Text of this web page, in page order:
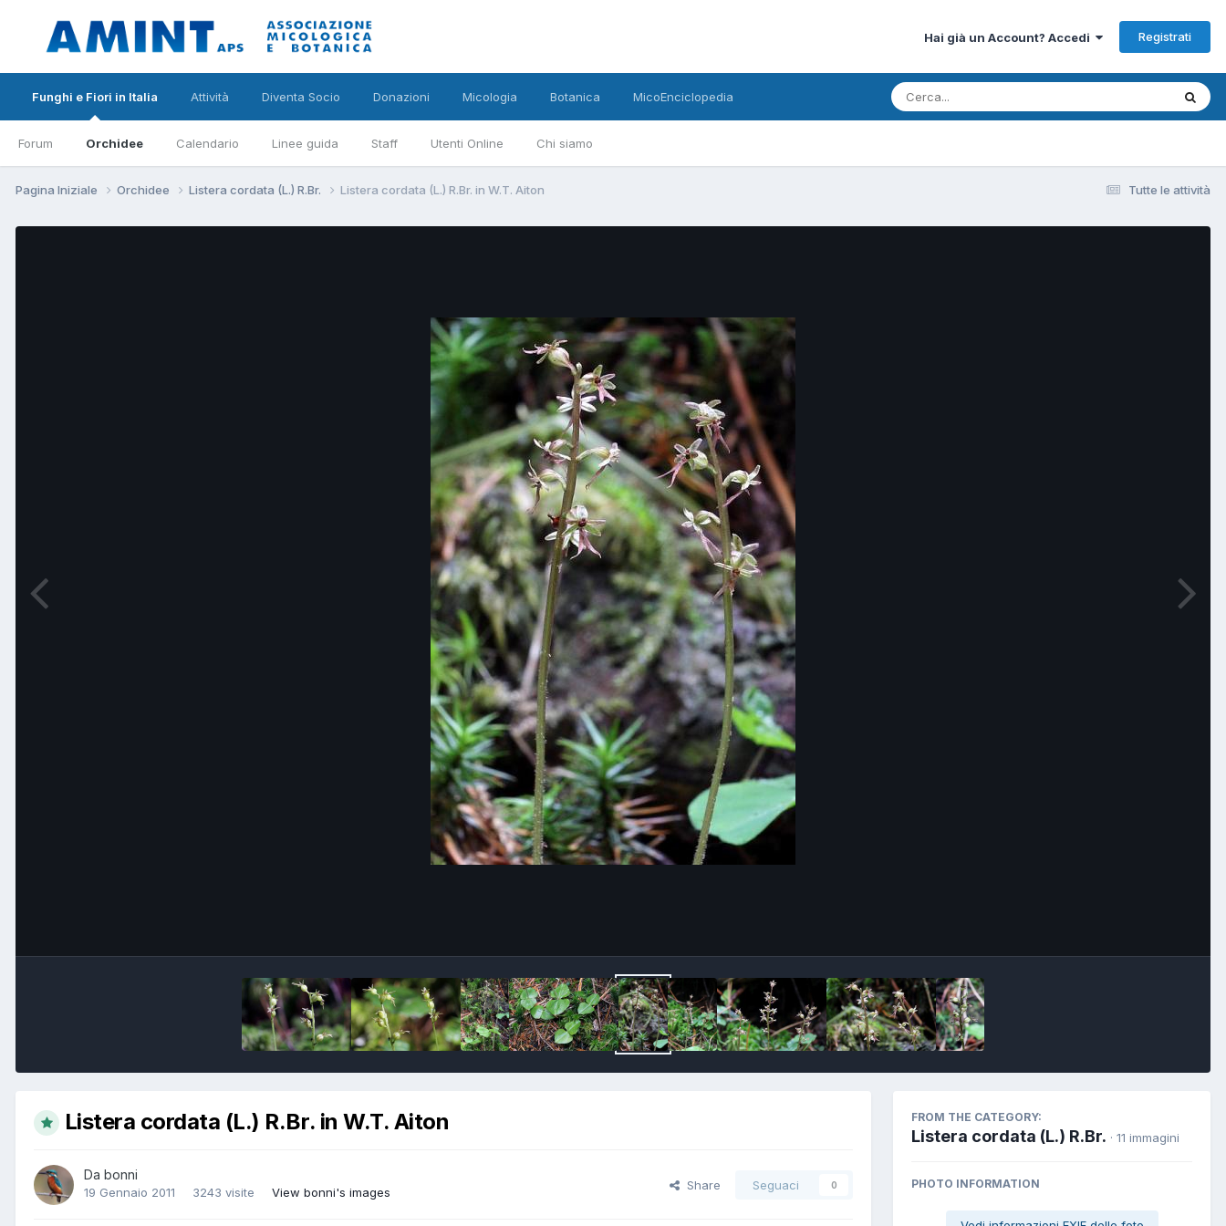
Hai già un Account? Accedi Registrati
Funghi e Fiori in Italia
Forum Orchidee Calendario Linee guida Staff Utenti Online Chi siamo
Attività Diventa Socio Donazioni Micologia Botanica MicoEnciclopedia
Tutte le attività
Pagina Iniziale Orchidee Listera cordata (L.) R.Br. Listera cordata (L.) R.Br. in W.T. Aiton
Listera cordata (L.) R.Br. in W.T. Aiton
Da bonni
19 Gennaio 2011 3243 visite View bonni's images
Share Seguaci 0
FROM THE CATEGORY:
Listera cordata (L.) R.Br. · 11 immagini
PHOTO INFORMATION